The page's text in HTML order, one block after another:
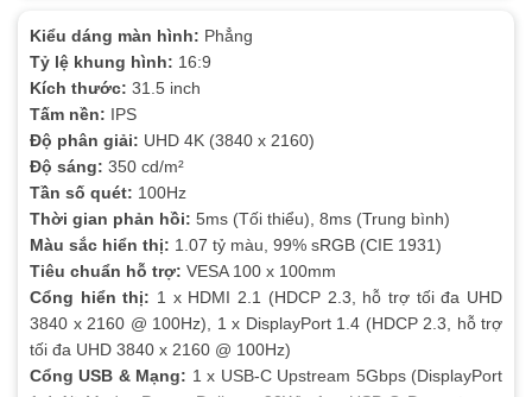
Kiểu dáng màn hình: Phẳng
Tỷ lệ khung hình: 16:9
Kích thước: 31.5 inch
Tấm nền: IPS
Độ phân giải: UHD 4K (3840 x 2160)
Độ sáng: 350 cd/m²
Tần số quét: 100Hz
Thời gian phản hồi: 5ms (Tối thiểu), 8ms (Trung bình)
Màu sắc hiển thị: 1.07 tỷ màu, 99% sRGB (CIE 1931)
Tiêu chuẩn hỗ trợ: VESA 100 x 100mm
Cổng hiển thị: 1 x HDMI 2.1 (HDCP 2.3, hỗ trợ tối đa UHD
3840 x 2160 @ 100Hz), 1 x DisplayPort 1.4 (HDCP 2.3, hỗ trợ
tối đa UHD 3840 x 2160 @ 100Hz)
Cổng USB & Mạng: 1 x USB-C Upstream 5Gbps (DisplayPort